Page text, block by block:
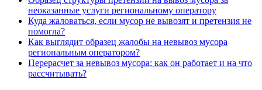
неоказанные услуги региональному оператору
Куда жаловаться, если мусор не вывозят и претензия не
помогла?
Как выглядит образец жалобы на невывоз мусора
региональным оператором?
Перерасчет за невывоз мусора: как он работает и на что
рассчитывать?